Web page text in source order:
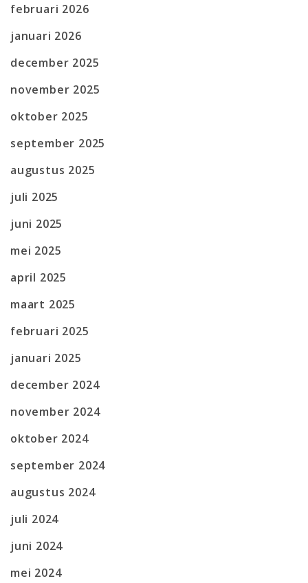
februari 2026
januari 2026
december 2025
november 2025
oktober 2025
september 2025
augustus 2025
juli 2025
juni 2025
mei 2025
april 2025
maart 2025
februari 2025
januari 2025
december 2024
november 2024
oktober 2024
september 2024
augustus 2024
juli 2024
juni 2024
mei 2024